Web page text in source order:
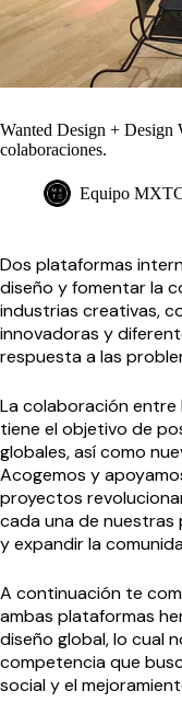
Wanted Design + Design
colaboraciones.
Equipo
Dos plataformas
diseño y fomentar la
industrias creativas,
innovadoras y
respuesta a las
La colaboración entre
tiene el objetivo de
globales, así como
Acogemos y
proyectos
cada una de
y expandir la
A continuación te
ambas plataformas
diseño global, lo cual
competencia que
social y el